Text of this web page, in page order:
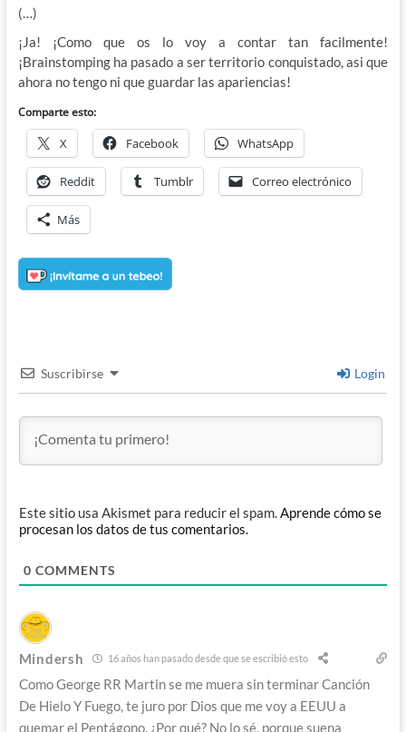
(…)
¡Ja! ¡Como que os lo voy a contar tan facilmente!
¡Brainstomping ha pasado a ser territorio conquistado, asi que
ahora no tengo ni que guardar las apariencias!
Comparte esto:
X Facebook WhatsApp
Reddit Tumblr Correo electrónico
Más
Suscribirse Login
Este sitio usa Akismet para reducir el spam.Aprende cómo se
procesan los datos de tus comentarios.
0 COMMENTS
Mindersh 16 años han pasado desde que se escribió esto
Como George RR Martin se me muera sin terminar Canción
De Hielo Y Fuego, te juro por Dios que me voy a EEUU a
quemar el Pentágono. ¿Por qué? No lo sé, porque suena